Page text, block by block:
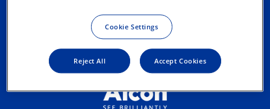
Podmienky používania
Cookie Settings
Reject All Accept Cookies